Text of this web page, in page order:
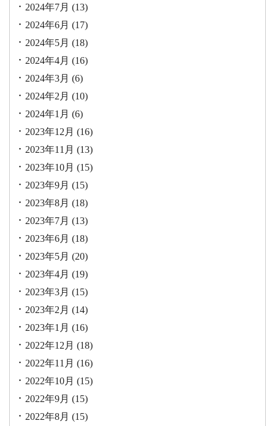
2024年7月 (13)
2024年6月 (17)
2024年5月 (18)
2024年4月 (16)
2024年3月 (6)
2024年2月 (10)
2024年1月 (6)
2023年12月 (16)
2023年11月 (13)
2023年10月 (15)
2023年9月 (15)
2023年8月 (18)
2023年7月 (13)
2023年6月 (18)
2023年5月 (20)
2023年4月 (19)
2023年3月 (15)
2023年2月 (14)
2023年1月 (16)
2022年12月 (18)
2022年11月 (16)
2022年10月 (15)
2022年9月 (15)
2022年8月 (15)